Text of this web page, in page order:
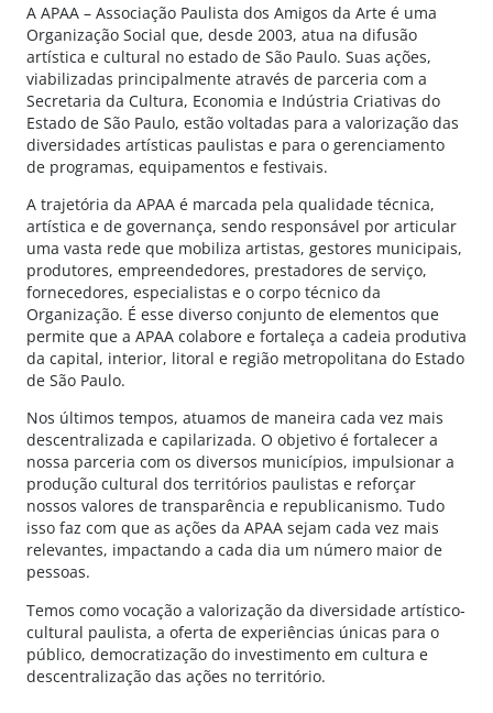
A APAA – Associação Paulista dos Amigos da Arte é uma
Organização Social que, desde 2003, atua na difusão
artística e cultural no estado de São Paulo. Suas ações,
viabilizadas principalmente através de parceria com a
Secretaria da Cultura, Economia e Indústria Criativas do
Estado de São Paulo, estão voltadas para a valorização das
diversidades artísticas paulistas e para o gerenciamento
de programas, equipamentos e festivais.
A trajetória da APAA é marcada pela qualidade técnica,
artística e de governança, sendo responsável por articular
uma vasta rede que mobiliza artistas, gestores municipais,
produtores, empreendedores, prestadores de serviço,
fornecedores, especialistas e o corpo técnico da
Organização. É esse diverso conjunto de elementos que
permite que a APAA colabore e fortaleça a cadeia produtiva
da capital, interior, litoral e região metropolitana do Estado
de São Paulo.
Nos últimos tempos, atuamos de maneira cada vez mais
descentralizada e capilarizada. O objetivo é fortalecer a
nossa parceria com os diversos municípios, impulsionar a
produção cultural dos territórios paulistas e reforçar
nossos valores de transparência e republicanismo. Tudo
isso faz com que as ações da APAA sejam cada vez mais
relevantes, impactando a cada dia um número maior de
pessoas.
Temos como vocação a valorização da diversidade artístico-
cultural paulista, a oferta de experiências únicas para o
público, democratização do investimento em cultura e
descentralização das ações no território.